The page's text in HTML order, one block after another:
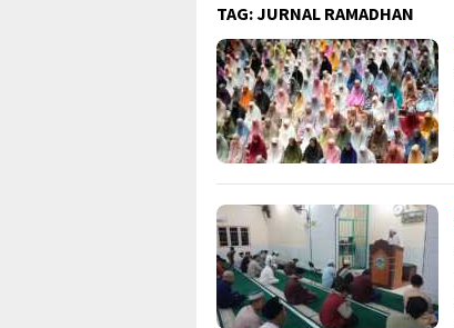
TAG:JURNAL RAMADHAN